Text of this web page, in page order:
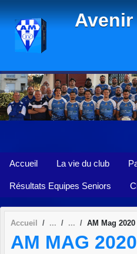
Accueil La vie du club
Résultats Equipes Seniors
Accueil AM Mag 2020
AM MAG 2020